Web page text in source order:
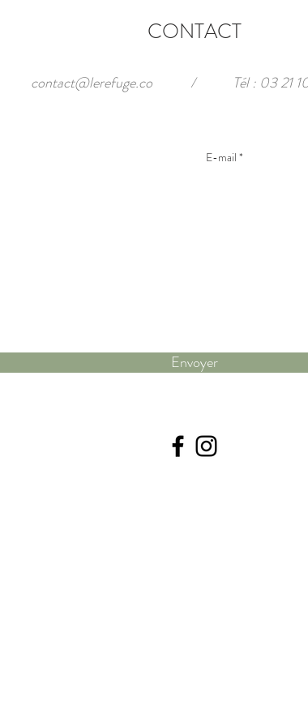
CONTACT
Tél : 03 21
contact@lerefuge.co /
Envoyer